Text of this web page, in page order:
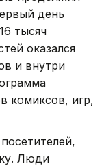
день
тысяч
оказался
и внутри
комиксов, игр,
Люди